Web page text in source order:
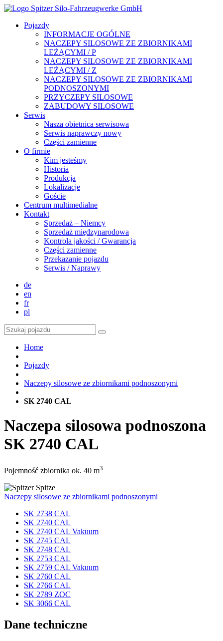
Pojazdy
INFORMACJE OGÓLNE
NACZEPY SILOSOWE ZE ZBIORNIKAMI
LEŻĄCYMI / P
NACZEPY SILOSOWE ZE ZBIORNIKAMI
LEŻĄCYMI / Z
NACZEPY SILOSOWE ZE ZBIORNIKAMI
PODNOSZONYMI
PRZYCZEPY SILOSOWE
ZABUDOWY SILOSOWE
Serwis
Nasza obietnica serwisowa
Serwis naprawczy nowy
Części zamienne
O firmie
Kim jesteśmy
Historia
Produkcja
Lokalizacje
Goście
Centrum multimedialne
Kontakt
Sprzedaż – Niemcy
Sprzedaż międzynarodowa
Kontrola jakości / Gwarancja
Części zamienne
Przekazanie pojazdu
Serwis / Naprawy
de
en
fr
pl
Home
Pojazdy
Naczepy silosowe ze zbiornikami podnoszonymi
SK 2740 CAL
Naczepa silosowa podnoszona
SK 2740 CAL
Pojemność zbiornika ok. 40 m3
Naczepy silosowe ze zbiornikami podnoszonymi
SK 2738 CAL
SK 2740 CAL
SK 2740 CAL Vakuum
SK 2745 CAL
SK 2748 CAL
SK 2753 CAL
SK 2759 CAL Vakuum
SK 2760 CAL
SK 2766 CAL
SK 2789 ZOC
SK 3066 CAL
Dane techniczne